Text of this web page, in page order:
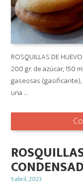
ROSQUILLAS DE
200 gr. de azúcar, 150
gaseosas (gasificante),
una …
Posted
6 abril, 2023